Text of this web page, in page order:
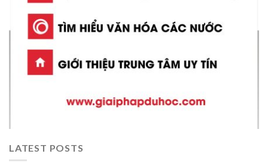
LATEST POSTS